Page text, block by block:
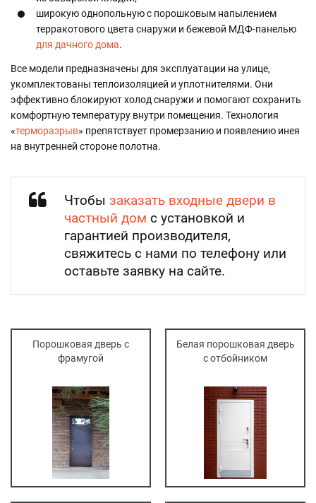
широкую однопольную с порошковым напылением
терракотового цвета снаружи и бежевой МДФ-панелью
для дачного дома.
Все модели предназначены для эксплуатации на улице,
укомплектованы теплоизоляцией и уплотнителями. Они
эффективно блокируют холод снаружи и помогают сохранить
комфортную температуру внутри помещения. Технология
«терморазрыв» препятствует промерзанию и появлению инея
на внутренней стороне полотна.
Чтобы заказать входные двери в
частный дом с установкой и
гарантией производителя,
свяжитесь с нами по телефону или
оставьте заявку на сайте.
Порошковая дверь с
фрамугой
Белая порошковая дверь
с отбойником